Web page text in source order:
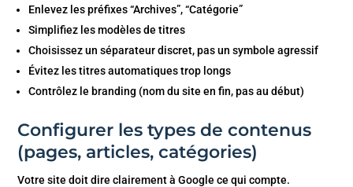
Enlevez les préfixes “Archives”, “Catégorie”
Simplifiez les modèles de titres
Choisissez un séparateur discret, pas un symbole agressif
Évitez les titres automatiques trop longs
Contrôlez le branding (nom du site en fin, pas au début)
Configurer les types de contenus
(pages, articles, catégories)
Votre site doit dire clairement à Google ce qui compte.